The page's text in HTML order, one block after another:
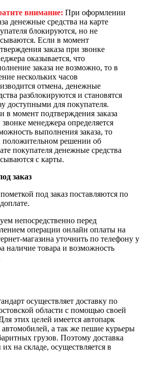
внимание: При оформлении
денежные средства на карте
блокируются, но не
Если в момент
заказа при звонке
оказывается, что
заказа не возможно, то в
нескольких часов
отмена, денежные
разблокируются и становятся
доступными для покупателя.
в момент подтверждения заказа
менеджера определяется
выполнения заказа, то
положительном решении об
покупателя денежные средства
с карты.
заказ
под заказ поставляются по
непосредственно перед
операции онлайн оплаты на
магазина уточнить по телефону у
наличие товара и возможность
осуществляет доставку по
области с помощью своей
этих целей имеется автопарк
а так же пешие курьеры
грузов. Поэтому доставка
на складе, осуществляется в